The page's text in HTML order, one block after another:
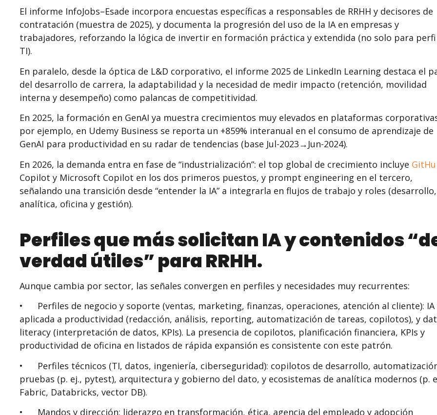
El informe InfoJobs–Esade incorpora encuestas específicas a responsables de RRHH y decisores de
contratación (muestra de 2025), y documenta la progresión del uso de la IA en empresas y
trabajadores, reforzando la lógica de invertir en formación práctica y extendida (no solo para
TI).
En paralelo, desde la óptica de L&D corporativo, el informe 2025 de LinkedIn Learning destaca el
del desarrollo de carrera, la adaptabilidad y la necesidad de medir impacto (retención, movilidad
interna y desempeño) como palancas de competitividad.
En 2025, la formación en GenAI ya muestra crecimientos muy elevados en plataformas
por ejemplo, en Udemy Business se reporta un +859% interanual en el consumo de aprendizaje de
GenAI para productividad en su radar de tendencias (base Jul-2023→Jun-2024).
En 2026, la demanda entra en fase de “industrialización”: el top global de crecimiento incluye
Copilot y Microsoft Copilot en los dos primeros puestos, y prompt engineering en el tercero,
señalando una transición desde “entender la IA” a integrarla en flujos de trabajo y roles (desarrollo,
analítica, oficina y gestión).
Perfiles que más solicitan IA y contenidos
verdad útiles” para RRHH.
Aunque cambia por sector, las señales convergen en perfiles y necesidades muy recurrentes:
• Perfiles de negocio y soporte (ventas, marketing, finanzas, operaciones, atención al cliente): IA
aplicada a productividad (redacción, análisis, reporting, automatización de tareas, copilotos), y
literacy (interpretación de datos, KPIs). La presencia de copilotos, planificación financiera, KPIs y
productividad de oficina en listados de rápida expansión es consistente con este patrón.
• Perfiles técnicos (TI, datos, ingeniería, ciberseguridad): copilotos de desarrollo,
pruebas (p. ej., pytest), arquitectura y gobierno del dato, y ecosistemas de analítica modernos (p.
Fabric, Databricks, vector DB).
• Mandos y dirección: liderazgo en transformación, ética, agencia del empleado y adopción